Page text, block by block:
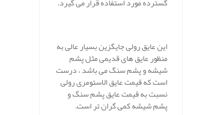
این عایق رولی جایگزین بسیار عالی به
منظور عایق های قدیمی مثل پشم
شیشه و پشم سنگ می باشد ، درست
است که قیمت عایق الاستومری رولی
نسبت به قیمت عایق پشم سنگ و
پشم شیشه کمی گران تر است.